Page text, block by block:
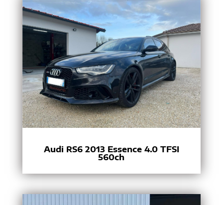
Audi RS6 2013 Essence 4.0 TFSI
560ch